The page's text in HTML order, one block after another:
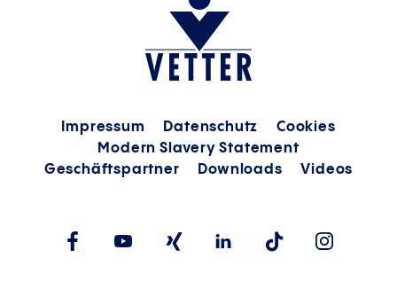
Impressum Datenschutz
Cookies
Modern Slavery Statement
Geschäftspartner
Downloads Videos